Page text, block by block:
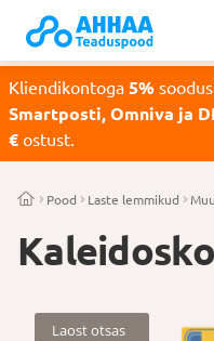
Kliendikontoga 5%
Smartposti, Omniva ja
€ ostust.
Pood Laste lemmikud
Laost otsas